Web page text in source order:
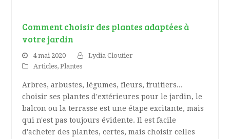
Comment choisir des plantes adaptées à
votre jardin
4 mai 2020
Lydia Cloutier
Articles,Plantes
Arbres, arbustes, légumes, fleurs, fruitiers...
choisir ses plantes d'extérieures pour le jardin, le
balcon ou la terrasse est une étape excitante, mais
qui n'est pas toujours évidente. Il est facile
d'acheter des plantes, certes, mais choisir celles